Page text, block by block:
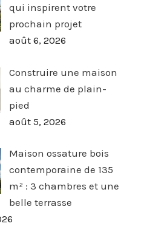
qui inspirent votre
prochain projet
août 6, 2026
Construire une maison
au charme de plain-
pied
août 5, 2026
Maison ossature bois
contemporaine de 135
m² : 3 chambres et une
belle terrasse